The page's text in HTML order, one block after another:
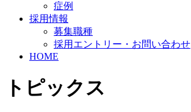
症例
採用情報
募集職種
採用エントリー・お問い合わせ
HOME
トピックス